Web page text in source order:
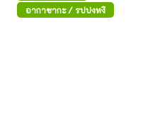
อากาซากะ / รปปงหงิ